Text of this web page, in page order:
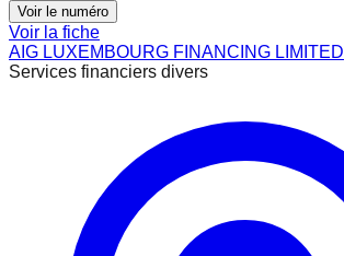
Voir le numéro
Voir la fiche
AIG LUXEMBOURG FINANCING LIMITED
Services financiers divers